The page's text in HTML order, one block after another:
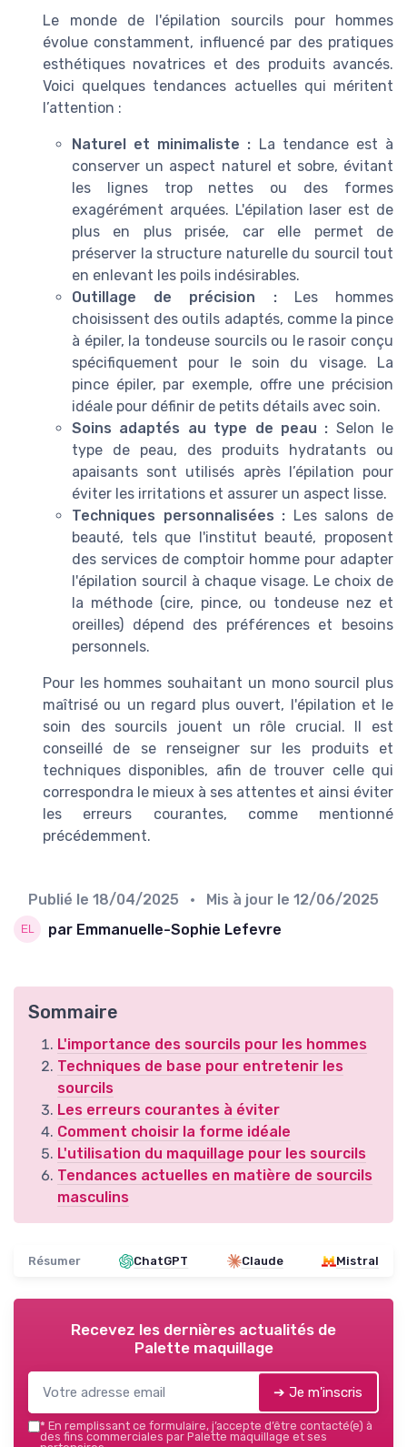
Le monde de l'épilation sourcils pour hommes
évolue constamment, influencé par des pratiques
esthétiques novatrices et des produits avancés.
Voici quelques tendances actuelles qui méritent
l’attention :
Naturel et minimaliste : La tendance est à
conserver un aspect naturel et sobre, évitant
les lignes trop nettes ou des formes
exagérément arquées. L'épilation laser est de
plus en plus prisée, car elle permet de
préserver la structure naturelle du sourcil tout
en enlevant les poils indésirables.
Outillage de précision :Les hommes
choisissent des outils adaptés, comme la pince
à épiler, la tondeuse sourcils ou le rasoir conçu
spécifiquement pour le soin du visage. La
pince épiler, par exemple, offre une précision
idéale pour définir de petits détails avec soin.
Soins adaptés au type de peau : Selon le
type de peau, des produits hydratants ou
apaisants sont utilisés après l’épilation pour
éviter les irritations et assurer un aspect lisse.
Techniques personnalisées : Les salons de
beauté, tels que l'institut beauté, proposent
des services de comptoir homme pour adapter
l'épilation sourcil à chaque visage. Le choix de
la méthode (cire, pince, ou tondeuse nez et
oreilles) dépend des préférences et besoins
personnels.
Pour les hommes souhaitant un mono sourcil plus
maîtrisé ou un regard plus ouvert, l'épilation et le
soin des sourcils jouent un rôle crucial. Il est
conseillé de se renseigner sur les produits et
techniques disponibles, afin de trouver celle qui
correspondra le mieux à ses attentes et ainsi éviter
les erreurs courantes, comme mentionné
précédemment.
Publié le 18/04/2025 • Mis à jour le 12/06/2025
par Emmanuelle-Sophie Lefevre
Sommaire
L'importance des sourcils pour les hommes
Techniques de base pour entretenir les
sourcils
Les erreurs courantes à éviter
Comment choisir la forme idéale
L'utilisation du maquillage pour les sourcils
Tendances actuelles en matière de sourcils
masculins
Résumer ChatGPT Claude Mistral
Recevez les dernières actualités de
Palette maquillage
➔ Je m'inscris
* En remplissant ce formulaire, j’accepte d’être contacté(e) à
des fins commerciales par Palette maquillage et ses